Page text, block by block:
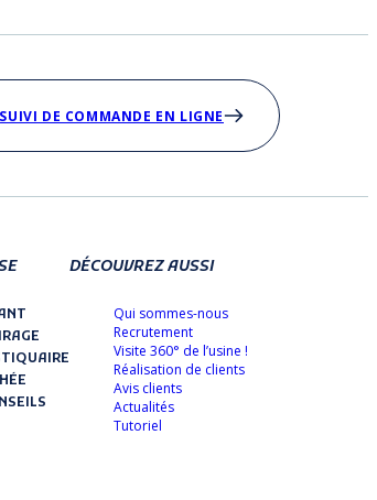
SUIVI DE COMMANDE EN LIGNE
DÉCOUVREZ AUSSI
Qui sommes-nous
Recrutement
Visite 360° de l’usine !
Réalisation de clients
Avis clients
Actualités
Tutoriel